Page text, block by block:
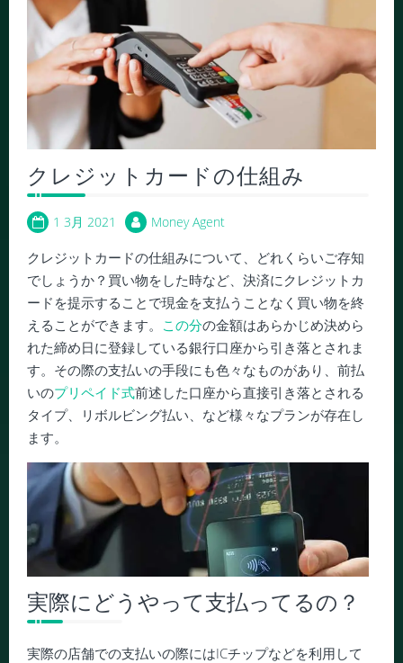
クレジットカードの仕組み
1 3月 2021 Money Agent
クレジットカードの仕組みについて、どれくらいご存知
でしょうか？買い物をした時など、決済にクレジットカ
ードを提示することで現金を支払うことなく買い物を終
えることができます。 この分の金額はあらかじめ決めら
れた締め日に登録している銀行口座から引き落とされま
す。その際の支払いの手段にも色々なものがあり、前払
いのプリペイド式前述した口座から直接引き落とされる
タイプ、リボルビング払い、など様々なプランが存在し
ます。
実際にどうやって支払ってるの？
実際の店舗での支払いの際にはICチップなどを利用して